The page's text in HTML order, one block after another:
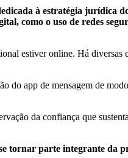
à estratégia jurídica
como o uso de redes
estiver online. Há diversas
do app de mensagem de
da confiança que
tornar parte integrante da